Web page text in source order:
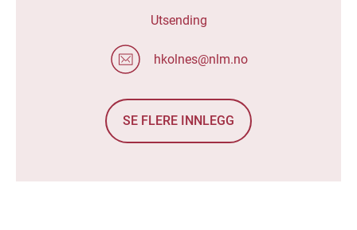
Utsending
hkolnes@nlm.no
SE FLERE INNLEGG